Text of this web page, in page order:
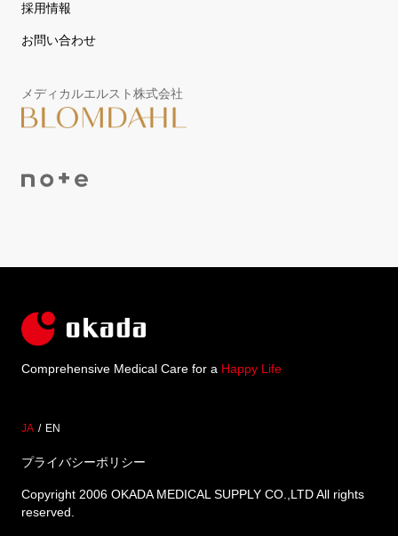
採用情報
お問い合わせ
メディカルエルスト株式会社
Comprehensive Medical Care for a Happy Life
プライバシーポリシー
JA EN
Copyright 2006 OKADA MEDICAL SUPPLY CO.,LTD All rights
reserved.